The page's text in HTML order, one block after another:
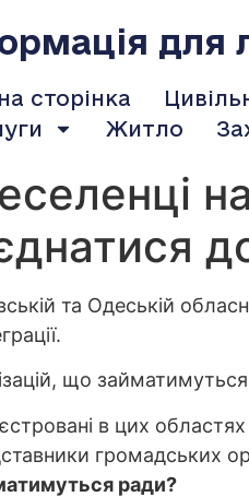
для
сторінка
Житло
та Одеській
що
в цих
громадських
ради?